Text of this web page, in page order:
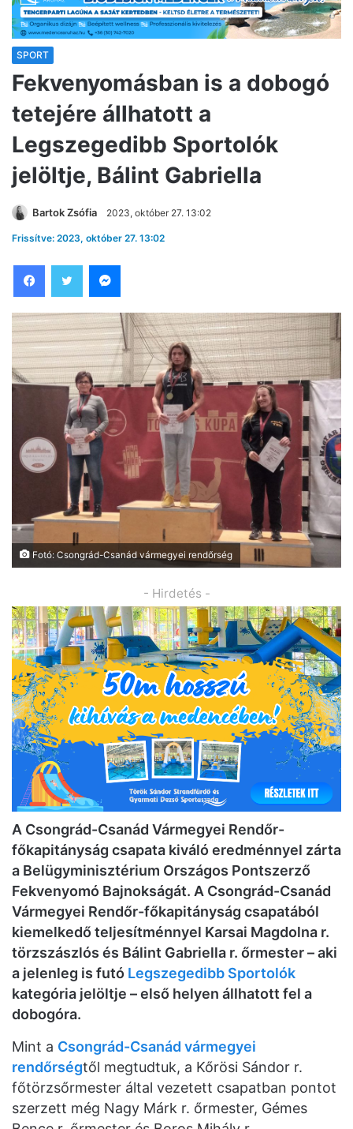
SPORT
Fekvenyomásban is a dobogó
tetejére állhatott a
Legszegedibb Sportolók
jelöltje, Bálint Gabriella
Bartok Zsófia 2023, október 27. 13:02
Frissítve: 2023, október 27. 13:02
Fotó: Csongrád-Csanád vármegyei rendőrség
- Hirdetés -
A Csongrád-Csanád Vármegyei Rendőr-
főkapitányság csapata kiváló eredménnyel zárta
a Belügyminisztérium Országos Pontszerző
Fekvenyomó Bajnokságát. A Csongrád-Csanád
Vármegyei Rendőr-főkapitányság csapatából
kiemelkedő teljesítménnyel Karsai Magdolna r.
törzszászlós és Bálint Gabriella r. őrmester – aki
a jelenleg is futó Legszegedibb Sportolók
kategória jelöltje – első helyen állhatott fel a
dobogóra.
Mint a Csongrád-Csanád vármegyei
rendőrségtől megtudtuk, a Kőrösi Sándor r.
főtörzsőrmester által vezetett csapatban pontot
szerzett még Nagy Márk r. őrmester, Gémes